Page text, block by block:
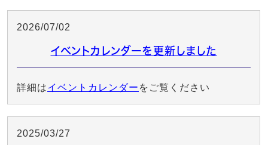
2026/07/02
イベントカレンダーを更新しました
詳細はイベントカレンダー をご覧ください
2025/03/27